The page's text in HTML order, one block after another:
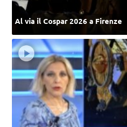
Al via il Cospar 2026 a Firenze